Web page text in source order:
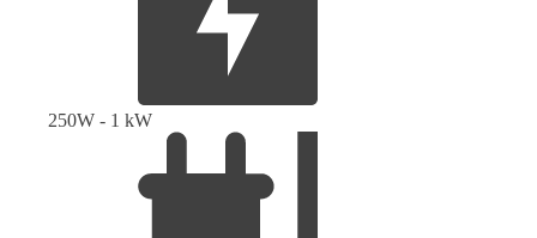
250W - 1 kW